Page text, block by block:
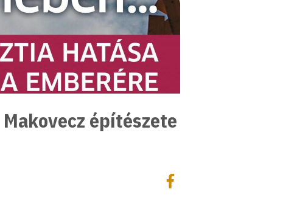
építészete
Megosztás
Megosztás Facebookon